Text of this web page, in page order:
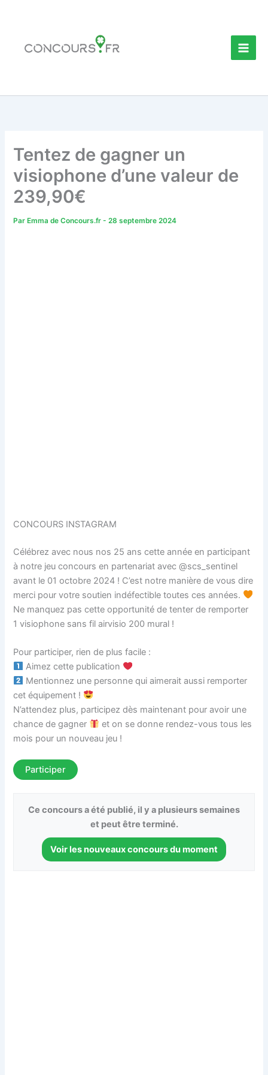
Tentez de gagner un
visiophone d’une valeur de
239,90€
Par Emma de Concours.fr-28 septembre 2024
CONCOURS INSTAGRAM
Célébrez avec nous nos 25 ans cette année en participant
à notre jeu concours en partenariat avec @scs_sentinel
avant le 01 octobre 2024 ! C’est notre manière de vous dire
merci pour votre soutien indéfectible toutes ces années.
Ne manquez pas cette opportunité de tenter de remporter
1 visiophone sans fil airvisio 200 mural !
Pour participer, rien de plus facile :
Aimez cette publication
Mentionnez une personne qui aimerait aussi remporter
cet équipement !
N’attendez plus, participez dès maintenant pour avoir une
chance de gagner
et on se donne rendez-vous tous les
mois pour un nouveau jeu !
Participer
Ce concours a été publié, il y a plusieurs semaines
et peut être terminé.
Voir les nouveaux concours du moment